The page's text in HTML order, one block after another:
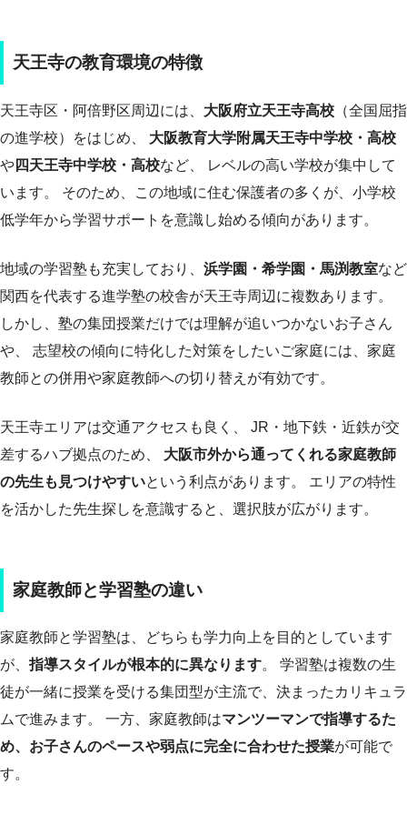
天王寺の教育環境の特徴
天王寺区・阿倍野区周辺には、 大阪府立天王寺高校 （全国屈指
の進学校）をはじめ、 大阪教育大学附属天王寺中学校・高校
や四天王寺中学校・高校など、 レベルの高い学校が集中して
います。 そのため、この地域に住む保護者の多くが、小学校
低学年から学習サポートを意識し始める傾向があります。
地域の学習塾も充実しており、 浜学園・希学園・馬渕教室など
関西を代表する進学塾の校舎が天王寺周辺に複数あります。
しかし、塾の集団授業だけでは理解が追いつかないお子さん
や、 志望校の傾向に特化した対策をしたいご家庭には、家庭
教師との併用や家庭教師への切り替えが有効です。
天王寺エリアは交通アクセスも良く、 JR・地下鉄・近鉄が交
差するハブ拠点のため、 大阪市外から通ってくれる家庭教師
の先生も見つけやすいという利点があります。 エリアの特性
を活かした先生探しを意識すると、選択肢が広がります。
家庭教師と学習塾の違い
家庭教師と学習塾は、どちらも学力向上を目的としています
が、 指導スタイルが根本的に異なります。 学習塾は複数の生
徒が一緒に授業を受ける集団型が主流で、決まったカリキュラ
ムで進みます。 一方、家庭教師はマンツーマンで指導するた
め、お子さんのペースや弱点に完全に合わせた授業が可能で
す。